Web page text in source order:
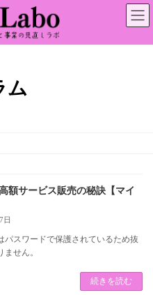
ム
額サービス販売の秘訣【マイ
日
パスワードで保護されているため抜
ません。
続きを読む